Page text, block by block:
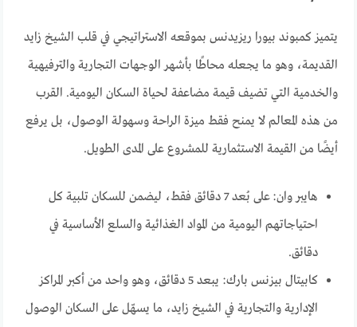
يتميز كمبوند بيورا ريزيدنس بموقعه الاستراتيجي في قلب الشيخ زايد
القديمة، وهو ما يجعله محاطًا بأشهر الوجهات التجارية والترفيهية
والخدمية التي تضيف قيمة مضاعفة لحياة السكان اليومية. القرب
من هذه المعالم لا يمنح فقط ميزة الراحة وسهولة الوصول، بل يرفع
أيضًا من القيمة الاستثمارية للمشروع على المدى الطويل.
هايبر وان: على بُعد 7 دقائق فقط، ليضمن للسكان تلبية كل
احتياجاتهم اليومية من المواد الغذائية والسلع الأساسية في
دقائق.
كابيتال بيزنس بارك: يبعد 5 دقائق، وهو واحد من أكبر المراكز
الإدارية والتجارية في الشيخ زايد، ما يسهّل على السكان الوصول